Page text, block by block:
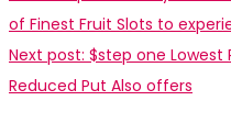
of Finest Fruit Slots to
Next post: $step one Lowest
Reduced Put Also offers